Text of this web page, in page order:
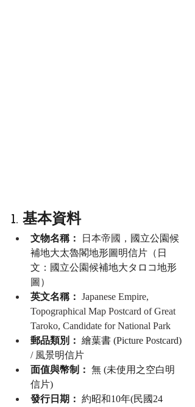
1. 基本資料
文物名稱： 日本帝國， 國立公園候
補地大太魯閣地形圖明信片（日
文：國立公園候補地大タロコ地形
圖）
英文名稱： Japanese Empire,
Topographical Map Postcard of Great
Taroko, Candidate for National Park
郵品類別： 繪葉書 (Picture Postcard)
/ 風景明信片
面值與幣制： 無 (未使用之空白明
信片)
發行日期： 約昭和10年(民國24